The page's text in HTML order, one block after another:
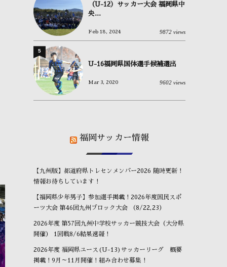
OBが進路報告に来ました⚽
24,2026 January 17 , 2026
（U-12）サッカー大会 福岡県中
央...
Feb 18, 2024 9872 views
U-16福岡県国体選手候補選出
Mar 3, 2020 9602 views
5
福岡サッカー情報
【九州版】都道府県トレセンメンバー2026 随時更新！
情報お待ちしています！
【福岡県少年男子】参加選手掲載！2026年度国民スポ
ーツ大会 第46回九州ブロック大会 （8/22,23）
2026年度 第57回九州中学校サッカー競技大会（大分県
開催） 1回戦8/6結果速報！
2026年度 福岡県ユース(U-13)サッカーリーグ 概要
掲載！9月～11月開催！組み合わせ募集！